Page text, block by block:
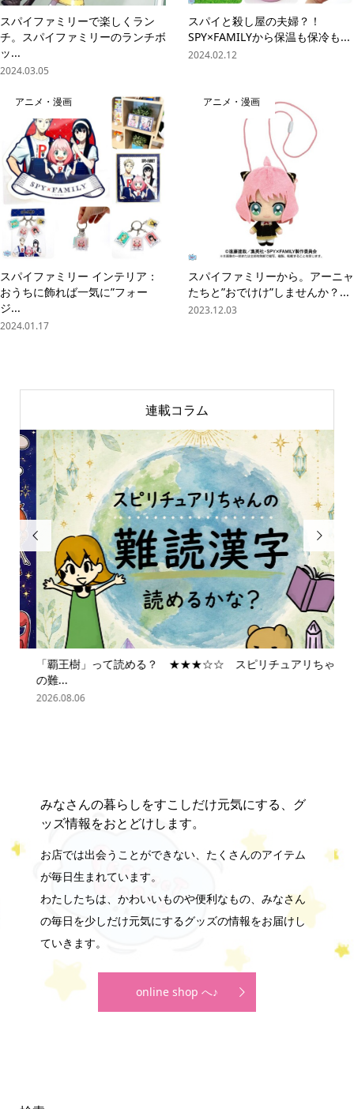
スパイファミリーで楽しくラン
チ。スパイファミリーのランチボ
ッ...
2024.03.05
スパイと殺し屋の夫婦？！
SPY×FAMILYから保温も保冷も...
2024.02.12
アニメ・漫画
スパイファミリー インテリア：
おうちに飾れば一気に”フォー
ジ...
2024.01.17
アニメ・漫画
スパイファミリーから。アーニャ
たちと”おでけけ”しませんか？...
2023.12.03
連載コラム

「覇王樹」って読める？ ★★★☆☆ スピリチュアリちゃん
の難...
2026.08.06

みなさんの暮らしをすこしだけ元気にする、グ
ッズ情報をおとどけします。
お店では出会うことができない、たくさんのアイテム
が毎日生まれています。
わたしたちは、かわいいものや便利なもの、みなさん
の毎日を少しだけ元気にするグッズの情報をお届けし
ていきます。
online shop へ♪